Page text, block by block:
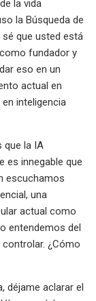
la vida
la Búsqueda de
que usted está
fundador y
eso en un
actual en
inteligencia
que la IA
es innegable que
escuchamos
una
actual como
entendemos del
¿Cómo
déjame aclarar el